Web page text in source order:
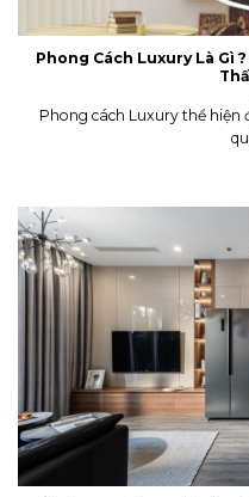
Phong Cách Luxury Là Gì
Phong cách Luxury thể hiện